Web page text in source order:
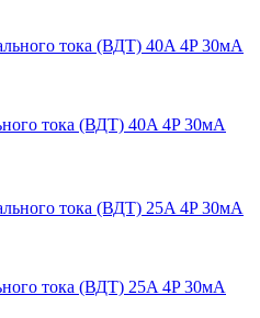
тока (ВДТ) 40A 4P 30мА
тока (ВДТ) 25A 4P 30мА